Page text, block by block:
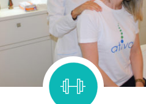
FISIOTERAPIA